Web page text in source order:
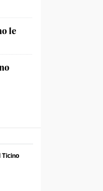
le
Ticino